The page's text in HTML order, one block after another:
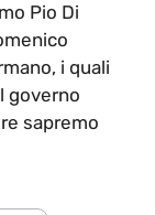
Pio Di
i quali
governo
sapremo